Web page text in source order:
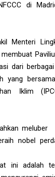
di
Menteri
dari
yang
Iklim
meluber
nobel
ini adalah